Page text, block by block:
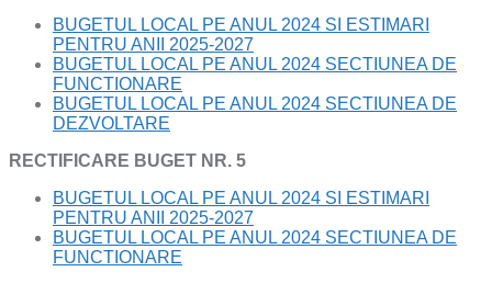
BUGETUL LOCAL PE ANUL 2024 SI ESTIMARI
PENTRU ANII 2025-2027
BUGETUL LOCAL PE ANUL 2024 SECTIUNEA DE
FUNCTIONARE
BUGETUL LOCAL PE ANUL 2024 SECTIUNEA DE
DEZVOLTARE
RECTIFICARE BUGET NR. 5
BUGETUL LOCAL PE ANUL 2024 SI ESTIMARI
PENTRU ANII 2025-2027
BUGETUL LOCAL PE ANUL 2024 SECTIUNEA DE
FUNCTIONARE